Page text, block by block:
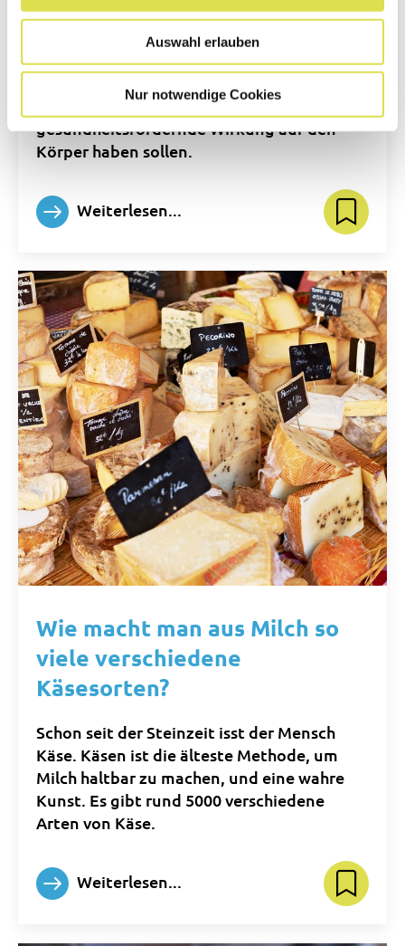
Auswahl erlauben
Nur notwendige Cookies
Was ist Functional Food?
Functional Food – so nennt man
Ernährungswert hinaus eine
gesundheitsfördernde Wirkung auf den
Körper haben sollen.
Weiterlesen...
Wie macht man aus Milch so
viele verschiedene
Käsesorten?
Schon seit der Steinzeit isst der Mensch
Käse. Käsen ist die älteste Methode, um
Milch haltbar zu machen, und eine wahre
Kunst. Es gibt rund 5000 verschiedene
Arten von Käse.
Weiterlesen...